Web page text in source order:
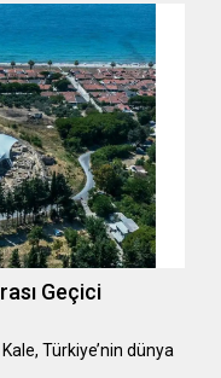
Geçici
Türkiye’nin dünya